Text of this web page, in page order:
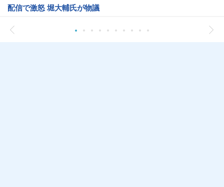
配信で激怒 堀大輔氏が物議